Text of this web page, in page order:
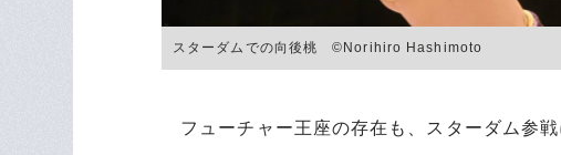
スターダムでの向後桃 ©Norihiro Hashimoto
フューチャー王座の存在も、スターダム参戦